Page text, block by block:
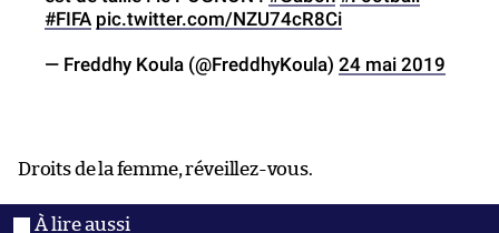
#FIFA pic.twitter.com/NZU74cR8Ci
— Freddhy Koula (@FreddhyKoula) 24 mai 2019
Droits de la femme, réveillez-vous.